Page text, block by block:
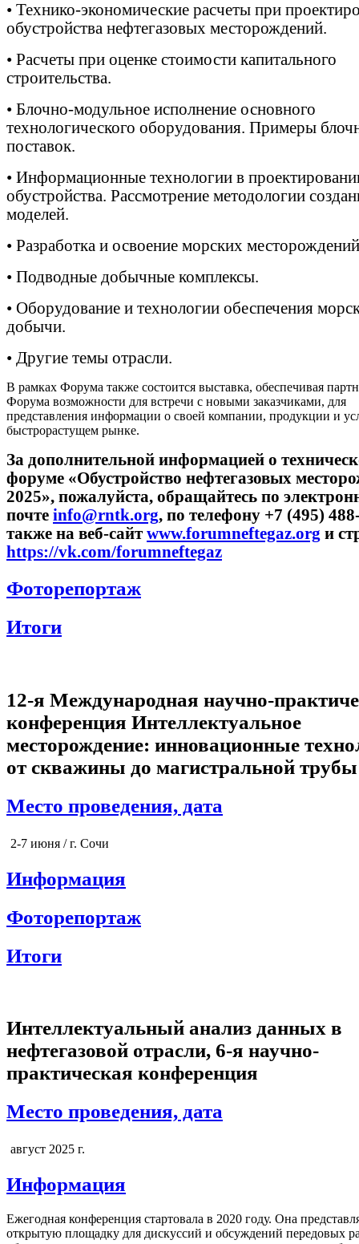
• Технико-экономические расчеты при
обустройства нефтегазовых месторождений.
• Расчеты при оценке стоимости капитального
строительства.
• Блочно-модульное исполнение основного
технологического оборудования. Примеры
поставок.
• Информационные технологии в
обустройства. Рассмотрение методологии
моделей.
• Разработка и освоение морских
• Подводные добычные комплексы.
• Оборудование и технологии обеспечения
добычи.
• Другие темы отрасли.
В рамках Форума также состоится выставка, обеспечивая
Форума возможности для встречи с новыми заказчиками, для
представления информации о своей компании, продукции и
быстрорастущем рынке.
За дополнительной информацией о
форуме «Обустройство нефтегазовых
2025», пожалуйста, обращайтесь по
почте info@rntk.org, по телефону +7 (495)
также на веб-сайт www.forumneftegaz.org и
https://vk.com/forumneftegaz
Фоторепортаж
Итоги
12-я Международная научно-
конференция Интеллектуальное
месторождение: инновационные
от скважины до магистральной трубы
Место проведения, дата
2-7 июня / г. Сочи
Информация
Фоторепортаж
Итоги
Интеллектуальный анализ данных в
нефтегазовой отрасли, 6-я научно-
практическая конференция
Место проведения, дата
август 2025 г.
Информация
Ежегодная конференция стартовала в 2020 году. Она
открытую площадку для дискуссий и обсуждений передовых